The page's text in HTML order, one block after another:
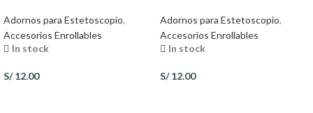
Adornos para Estetoscopio,
Accesorios Enrollables
In stock
S/12.00
Adornos para Estetoscopio,
Accesorios Enrollables
In stock
S/12.00